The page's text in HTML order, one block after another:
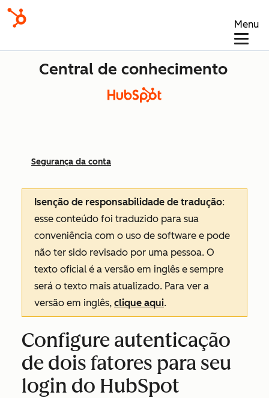
Menu
Central de conhecimento
Segurança da conta
Isenção de responsabilidade de tradução:
esse conteúdo foi traduzido para sua
conveniência com o uso de software e pode
não ter sido revisado por uma pessoa. O
texto oficial é a versão em inglês e sempre
será o texto mais atualizado. Para ver a
versão em inglês, clique aqui.
Configure autenticação
de dois fatores para seu
login do HubSpot